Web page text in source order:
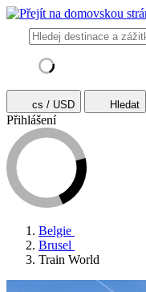
cs / USD Hledat
Přihlášení
Belgie
Brusel
Train World